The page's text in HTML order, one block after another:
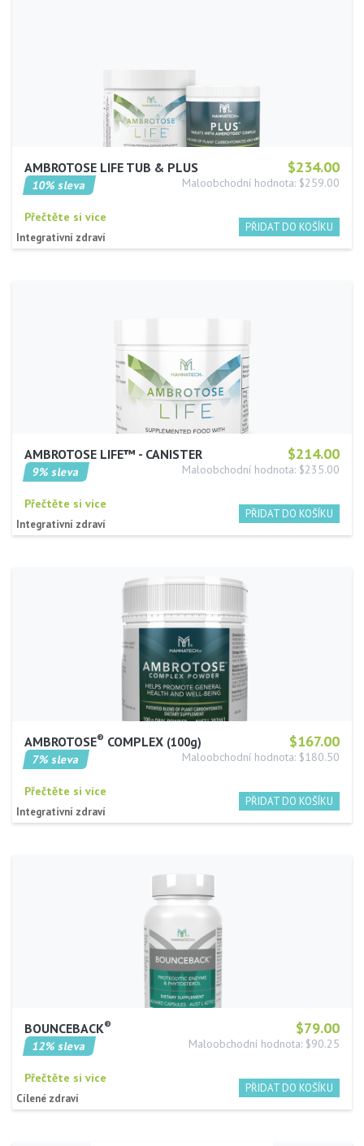
$234.00
AMBROTOSE LIFE TUB & PLUS
Maloobchodní hodnota: $259.00
10% sleva
Přečtěte si více
Integrativní zdraví
$214.00
AMBROTOSE LIFE™ - CANISTER
Maloobchodní hodnota: $235.00
9% sleva
Přečtěte si více
Integrativní zdraví
$167.00
AMBROTOSE® COMPLEX 100g
Maloobchodní hodnota: $180.50
7% sleva
Přečtěte si více
Integrativní zdraví
$79.00
BOUNCEBACK®
Maloobchodní hodnota: $90.25
12% sleva
Přečtěte si více
Cílené zdraví